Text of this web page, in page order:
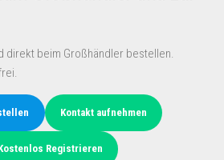
direkt beim Großhändler bestellen.
Kontakt aufnehmen
Registrieren